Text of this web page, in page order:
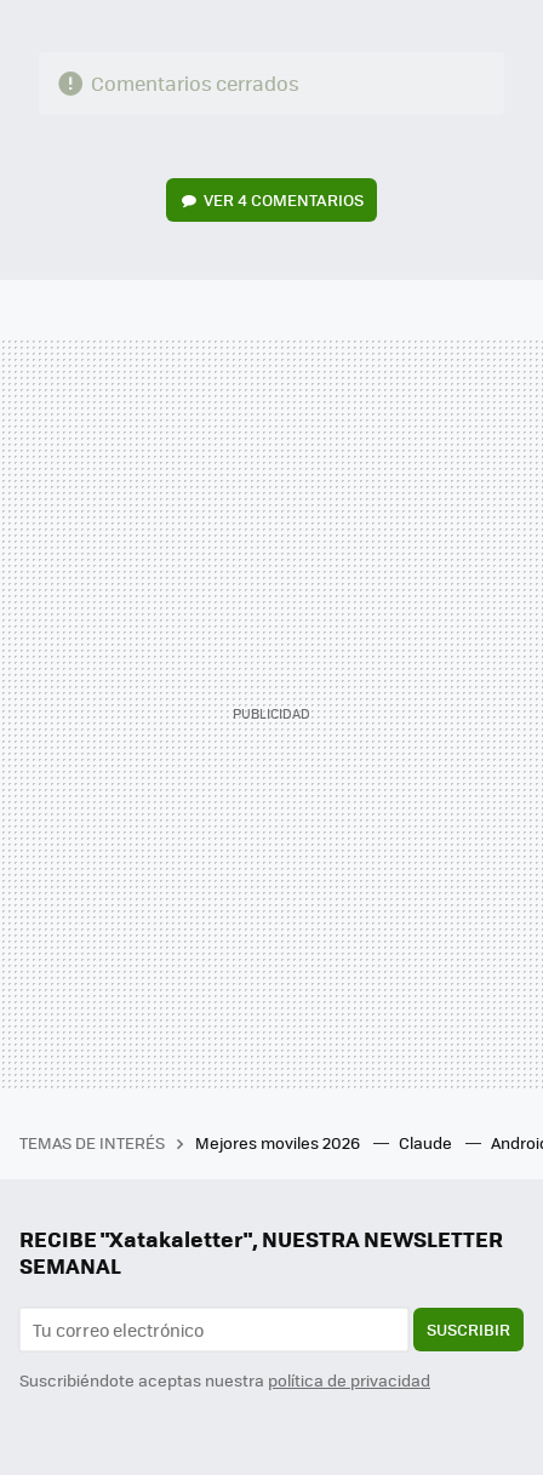
Comentarios cerrados
VER 4 COMENTARIOS
TEMAS DE INTERÉS Mejores moviles 2026 Claude
RECIBE "Xatakaletter", NUESTRA NEWSLETTER
SEMANAL
SUSCRIBIR
Suscribiéndote aceptas nuestra política de privacidad